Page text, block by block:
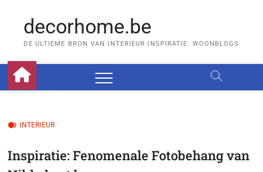
contentdecorhome.be
DE ULTIEME BRON VAN INTERIEUR INSPIRATIE: WOONBLOGS
INTERIEUR
Inspiratie: Fenomenale Fotobehang van